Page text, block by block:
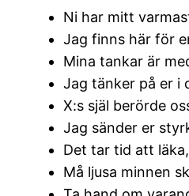
Ni har mitt
Jag finns här för
Mina tankar är
Jag tänker på er i
X:s själ berörde
Jag sänder er
Det tar tid att
Må ljusa minnen